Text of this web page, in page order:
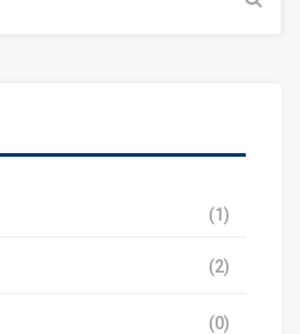
(1)
(2)
(0)